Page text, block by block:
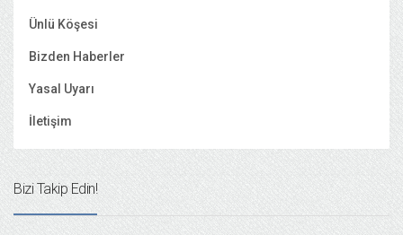
Ünlü Köşesi
Bizden Haberler
Yasal Uyarı
İletişim
Bizi Takip Edin!